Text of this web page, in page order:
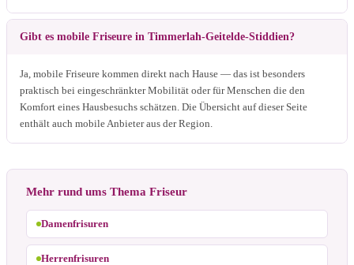
Gibt es mobile Friseure in Timmerlah-Geitelde-Stiddien?
Ja, mobile Friseure kommen direkt nach Hause — das ist besonders
praktisch bei eingeschränkter Mobilität oder für Menschen die den
Komfort eines Hausbesuchs schätzen. Die Übersicht auf dieser Seite
enthält auch mobile Anbieter aus der Region.
Mehr rund ums Thema Friseur
Damenfrisuren
Herrenfrisuren